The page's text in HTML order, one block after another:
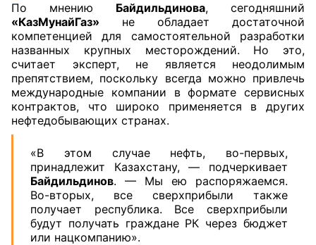
По мнению Байдильдинова, сегодняшний
«КазМунайГаз» не обладает достаточной
компетенцией для самостоятельной разработки
названных крупных месторождений. Но это,
считает эксперт, не является неодолимым
препятствием, поскольку всегда можно привлечь
международные компании в формате сервисных
контрактов, что широко применяется в других
нефтедобывающих странах.
«В этом случае нефть, во-первых,
принадлежит Казахстану, — подчеркивает
Байдильдинов. — Мы ею распоряжаемся.
Во-вторых, все сверхприбыли также
получает республика. Все сверхприбыли
будут получать граждане РК через бюджет
или нацкомпанию».